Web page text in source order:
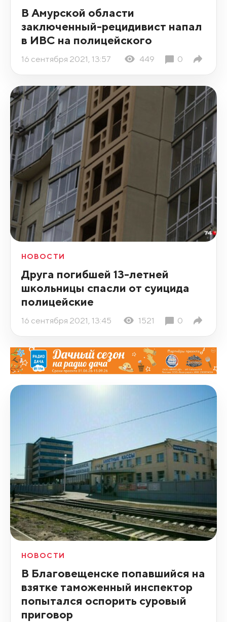
В Амурской области
заключенный-рецидивист напал
в ИВС на полицейского
16 сентября 2021, 13:57 449 0
НОВОСТИ
Друга погибшей 13-летней
школьницы спасли от суицида
полицейские
16 сентября 2021, 13:45 1521 0
НОВОСТИ
В Благовещенске попавшийся на
взятке таможенный инспектор
попытался оспорить суровый
приговор